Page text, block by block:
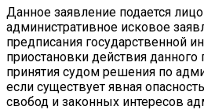
Данное заявление подается
административное исковое
предписания государственной
приостановки действия данного
принятия судом решения по
если существует явная
свобод и законных интересов